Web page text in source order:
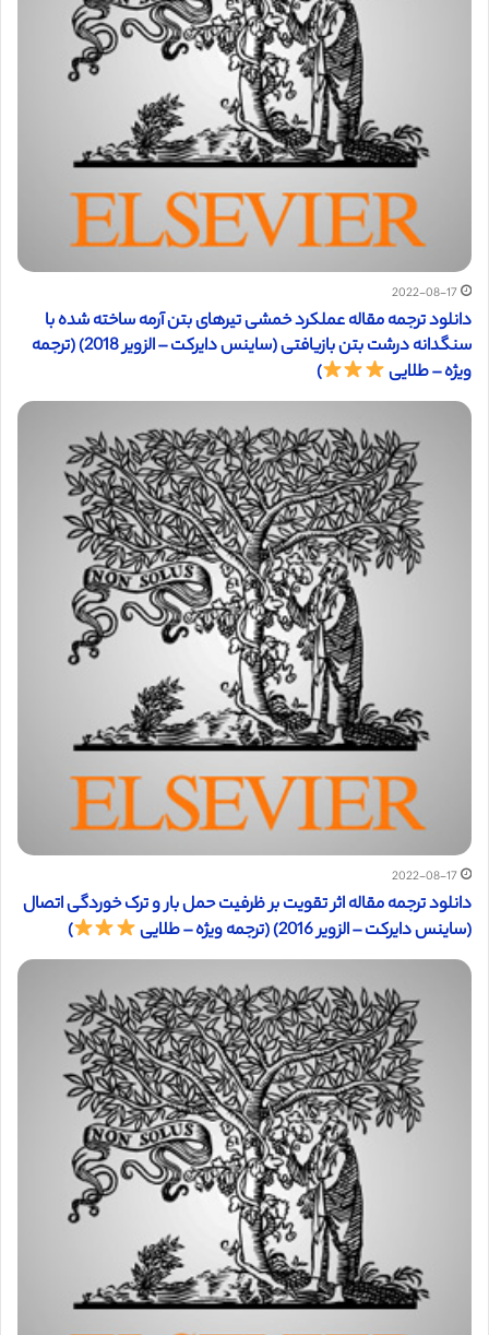
2022-08-17
دانلود ترجمه مقاله عملکرد خمشی تیرهای بتن آرمه ساخته شده با
سنگدانه درشت بتن بازیافتی (ساینس دایرکت – الزویر 2018) (ترجمه
ویژه – طلایی
)
2022-08-17
دانلود ترجمه مقاله اثر تقویت بر ظرفیت حمل بار و ترک خوردگی اتصال
(ساینس دایرکت – الزویر 2016) (ترجمه ویژه – طلایی
)